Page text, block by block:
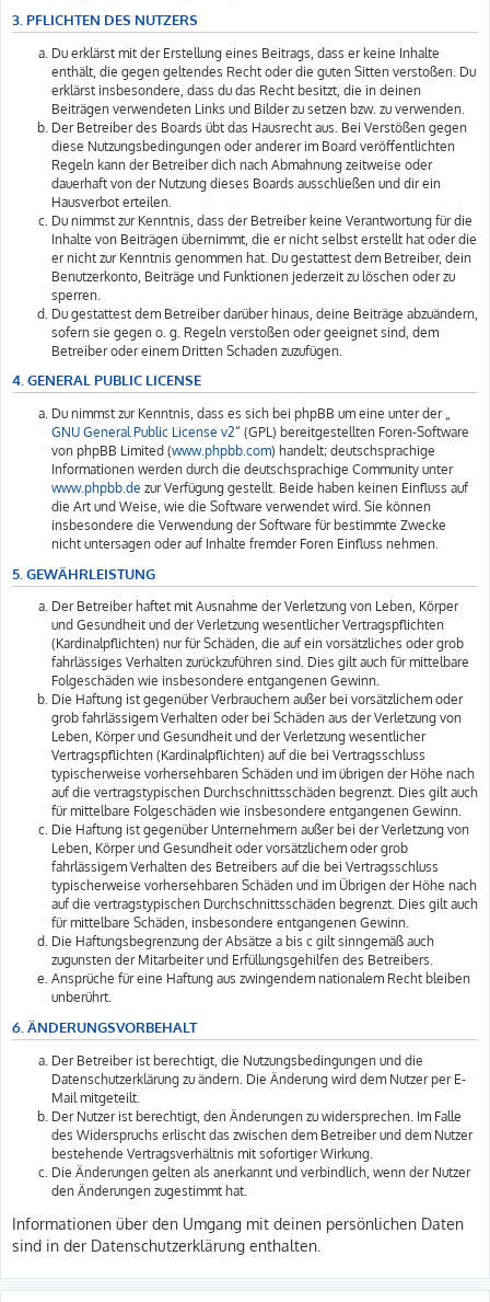
3. PFLICHTEN DES NUTZERS
Du erklärst mit der Erstellung eines Beitrags, dass er keine Inhalte
enthält, die gegen geltendes Recht oder die guten Sitten verstoßen. Du
erklärst insbesondere, dass du das Recht besitzt, die in deinen
Beiträgen verwendeten Links und Bilder zu setzen bzw. zu verwenden.
Der Betreiber des Boards übt das Hausrecht aus. Bei Verstößen gegen
diese Nutzungsbedingungen oder anderer im Board veröffentlichten
Regeln kann der Betreiber dich nach Abmahnung zeitweise oder
dauerhaft von der Nutzung dieses Boards ausschließen und dir ein
Hausverbot erteilen.
Du nimmst zur Kenntnis, dass der Betreiber keine Verantwortung für die
Inhalte von Beiträgen übernimmt, die er nicht selbst erstellt hat oder die
er nicht zur Kenntnis genommen hat. Du gestattest dem Betreiber, dein
Benutzerkonto, Beiträge und Funktionen jederzeit zu löschen oder zu
sperren.
Du gestattest dem Betreiber darüber hinaus, deine Beiträge abzuändern,
sofern sie gegen o. g. Regeln verstoßen oder geeignet sind, dem
Betreiber oder einem Dritten Schaden zuzufügen.
4. GENERAL PUBLIC LICENSE
Du nimmst zur Kenntnis, dass es sich bei phpBB um eine unter der „
GNU General Public License v2“ (GPL) bereitgestellten Foren-Software
von phpBB Limited (www.phpbb.com) handelt; deutschsprachige
Informationen werden durch die deutschsprachige Community unter
www.phpbb.de zur Verfügung gestellt. Beide haben keinen Einfluss auf
die Art und Weise, wie die Software verwendet wird. Sie können
insbesondere die Verwendung der Software für bestimmte Zwecke
nicht untersagen oder auf Inhalte fremder Foren Einfluss nehmen.
5. GEWÄHRLEISTUNG
Der Betreiber haftet mit Ausnahme der Verletzung von Leben, Körper
und Gesundheit und der Verletzung wesentlicher Vertragspflichten
(Kardinalpflichten) nur für Schäden, die auf ein vorsätzliches oder grob
fahrlässiges Verhalten zurückzuführen sind. Dies gilt auch für mittelbare
Folgeschäden wie insbesondere entgangenen Gewinn.
Die Haftung ist gegenüber Verbrauchern außer bei vorsätzlichem oder
grob fahrlässigem Verhalten oder bei Schäden aus der Verletzung von
Leben, Körper und Gesundheit und der Verletzung wesentlicher
Vertragspflichten (Kardinalpflichten) auf die bei Vertragsschluss
typischerweise vorhersehbaren Schäden und im übrigen der Höhe nach
auf die vertragstypischen Durchschnittsschäden begrenzt. Dies gilt auch
für mittelbare Folgeschäden wie insbesondere entgangenen Gewinn.
Die Haftung ist gegenüber Unternehmern außer bei der Verletzung von
Leben, Körper und Gesundheit oder vorsätzlichem oder grob
fahrlässigem Verhalten des Betreibers auf die bei Vertragsschluss
typischerweise vorhersehbaren Schäden und im Übrigen der Höhe nach
auf die vertragstypischen Durchschnittsschäden begrenzt. Dies gilt auch
für mittelbare Schäden, insbesondere entgangenen Gewinn.
Die Haftungsbegrenzung der Absätze a bis c gilt sinngemäß auch
zugunsten der Mitarbeiter und Erfüllungsgehilfen des Betreibers.
Ansprüche für eine Haftung aus zwingendem nationalem Recht bleiben
unberührt.
6. ÄNDERUNGSVORBEHALT
Der Betreiber ist berechtigt, die Nutzungsbedingungen und die
Datenschutzerklärung zu ändern. Die Änderung wird dem Nutzer per E-
Mail mitgeteilt.
Der Nutzer ist berechtigt, den Änderungen zu widersprechen. Im Falle
des Widerspruchs erlischt das zwischen dem Betreiber und dem Nutzer
bestehende Vertragsverhältnis mit sofortiger Wirkung.
Die Änderungen gelten als anerkannt und verbindlich, wenn der Nutzer
den Änderungen zugestimmt hat.
Informationen über den Umgang mit deinen persönlichen Daten
sind in der Datenschutzerklärung enthalten.